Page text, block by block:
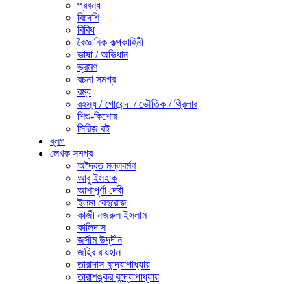
প্রবন্ধ
বিদেশি
বিবিধ
বৈজ্ঞানিক কল্পকাহিনী
ভাষা / অভিধান
ভ্রমণ
রচনা সমগ্র
রম্য
রহস্য / গোয়েন্দা / ভৌতিক / থ্রিলার
শিশু-কিশোর
সিরিজ বই
ব্লগ
লেখক সমগ্র
অদ্বৈত মল্লবর্মণ
আবু ইসহাক
আশাপূর্ণা দেবী
ইলমা বেহরোজ
কাজী নজরুল ইসলাম
কালিদাস
জসীম উদ্‌দীন
জহির রায়হান
তারাদাস বন্দ্যোপাধ্যায়
তারাশঙ্কর বন্দ্যোপাধ্যায়